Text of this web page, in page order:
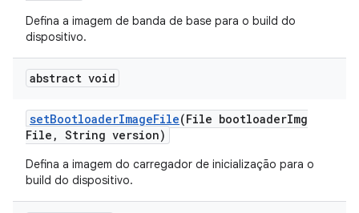
Defina a imagem de banda de base para o build do
dispositivo.
abstract void
setBootloaderImageFile(File bootloaderImg
File , String version)
Defina a imagem do carregador de inicialização para o
build do dispositivo.